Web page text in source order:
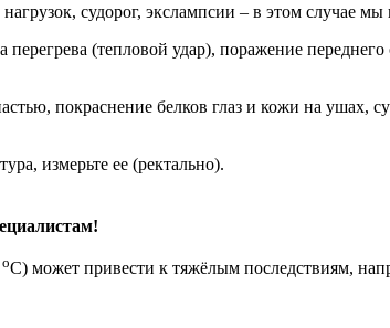
судорог, экслампсии – в этом случае
(тепловой удар), поражение
покраснение белков глаз и кожи на ушах,
измерьте ее (ректально).
оС) может привести к тяжёлым последствиям,